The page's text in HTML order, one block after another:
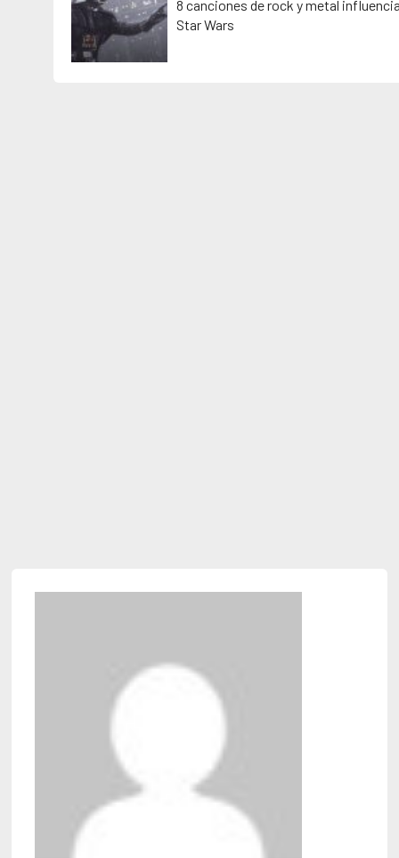
8 canciones de rock y metal
Star Wars